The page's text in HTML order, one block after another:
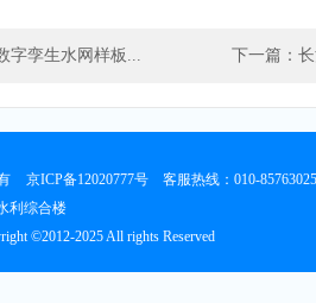
字孪生水网样板... 下一篇：
京ICP备12020777号 客服热线：010-85763025
口水利综合楼
©2012-2025 All rights Reserved